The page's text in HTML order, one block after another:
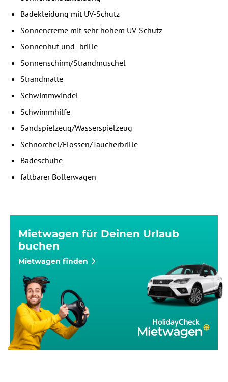
Badekleidung mit UV-Schutz
Sonnencreme mit sehr hohem UV-Schutz
Sonnenhut und -brille
Sonnenschirm/Strandmuschel
Strandmatte
Schwimmwindel
Schwimmhilfe
Sandspielzeug/Wasserspielzeug
Schnorchel/Flossen/Taucherbrille
Badeschuhe
faltbarer Bollerwagen
Mietwagen für Deinen Urlaub
buchen
Mietwagen finden